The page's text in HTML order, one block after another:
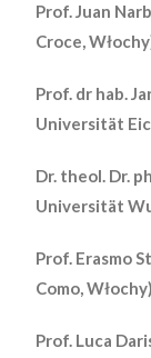
Prof. Juan
Croce,
Prof. dr hab.
Universität
Dr. theol. Dr.
Universität
Prof. Erasmo
Como, Włochy)
Prof. Luca